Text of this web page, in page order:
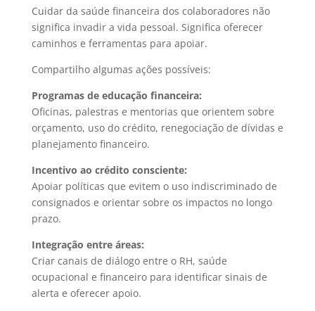
Cuidar da saúde financeira dos colaboradores não
significa invadir a vida pessoal. Significa oferecer
caminhos e ferramentas para apoiar.
Compartilho algumas ações possíveis:
Programas de educação financeira:
Oficinas, palestras e mentorias que orientem sobre
orçamento, uso do crédito, renegociação de dívidas e
planejamento financeiro.
Incentivo ao crédito consciente:
Apoiar políticas que evitem o uso indiscriminado de
consignados e orientar sobre os impactos no longo
prazo.
Integração entre áreas:
Criar canais de diálogo entre o RH, saúde
ocupacional e financeiro para identificar sinais de
alerta e oferecer apoio.